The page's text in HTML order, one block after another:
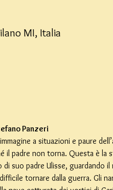
MI, Italia
Panzeri
a situazioni e paure
padre non torna. Questa è la
suo padre Ulisse, guardando
tornare dalla guerra. Gli